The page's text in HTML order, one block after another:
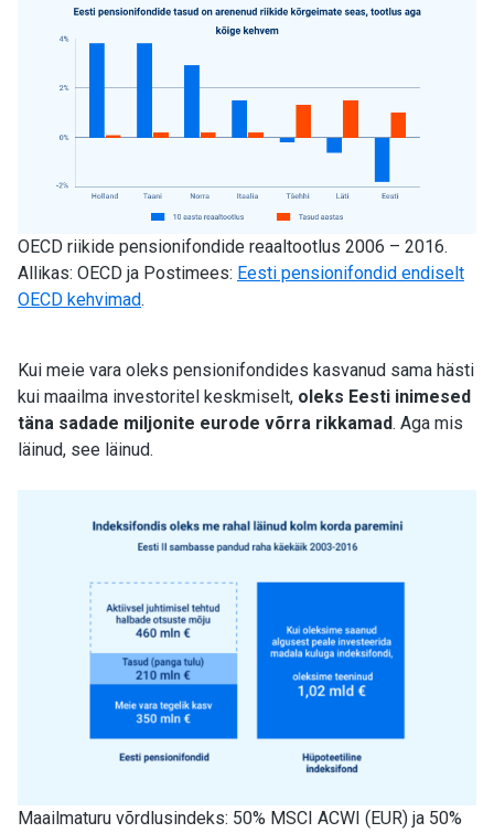
OECD riikide pensionifondide reaaltootlus 2006 – 2016.
Allikas: OECD ja Postimees: Eesti pensionifondid endiselt
OECD kehvimad.
Kui meie vara oleks pensionifondides kasvanud sama hästi
kui maailma investoritel keskmiselt, oleks Eesti inimesed
täna sadade miljonite eurode võrra rikkamad. Aga mis
läinud, see läinud.
Maailmaturu võrdlusindeks: 50% MSCI ACWI (EUR) ja 50%